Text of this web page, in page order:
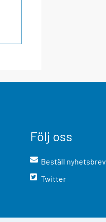
Följ oss
Beställ nyhetsbrev
Twitter